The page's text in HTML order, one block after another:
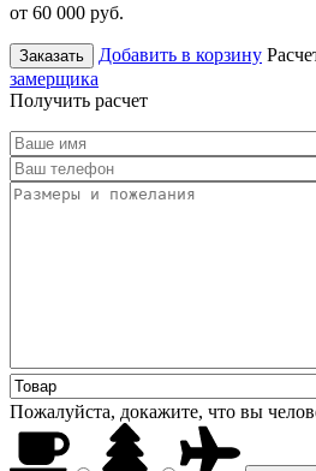
от 60 000 руб.
Заказать Добавить в корзину
замерщика
Получить расчет
Пожалуйста, докажите, что вы